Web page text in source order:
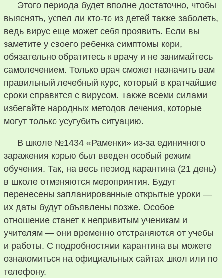
Этого периода будет вполне достаточно, чтобы
выяснять, успел ли кто-то из детей также заболеть,
ведь вирус еще может себя проявить. Если вы
заметите у своего ребенка симптомы кори,
обязательно обратитесь к врачу и не занимайтесь
самолечением. Только врач сможет назначить вам
правильный лечебный курс, который в кратчайшие
сроки справится с вирусом. Также всеми силами
избегайте народных методов лечения, которые
могут только усугубить ситуацию.
В школе №1434 «Раменки» из-за единичного
заражения корью был введен особый режим
обучения. Так, на весь период карантина (21 день)
в школе отменяются мероприятия. Будут
перенесены запланированные открытые уроки —
их даты будут объявлены позже. Особое
отношение станет к непривитым ученикам и
учителям — они временно отстраняются от учебы
и работы. С подробностями карантина вы можете
ознакомиться на официальных сайтах школ или по
телефону.